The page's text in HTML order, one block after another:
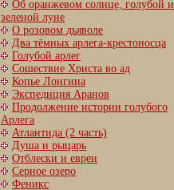
Об оранжевом солнце, голубой и
зеленой луне
О розовом дьяволе
Два тёмных арлега-крестоносца
Голубой арлег
Сошествие Христа во ад
Копье Лонгина
Экспедиция Аранов
Продолжение истории голубого
Арлега
Атлантида (2 часть)
Душа и рыцарь
Отблески и евреи
Серное озеро
Феникс